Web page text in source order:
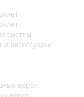
систем
и аксессуары
ворот